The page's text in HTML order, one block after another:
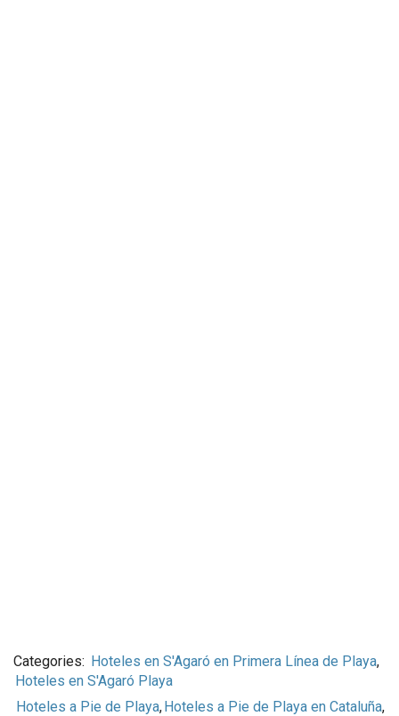
Categories: Hoteles en S'Agaró en Primera Línea de Playa,
Hoteles en S'Agaró Playa
Hoteles a Pie de Playa,Hoteles a Pie de Playa en Cataluña,